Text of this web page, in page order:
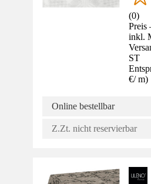
(0)
Preis
inkl.
ST
€/ m)
Online bestellbar
Z.Zt. nicht reservierbar